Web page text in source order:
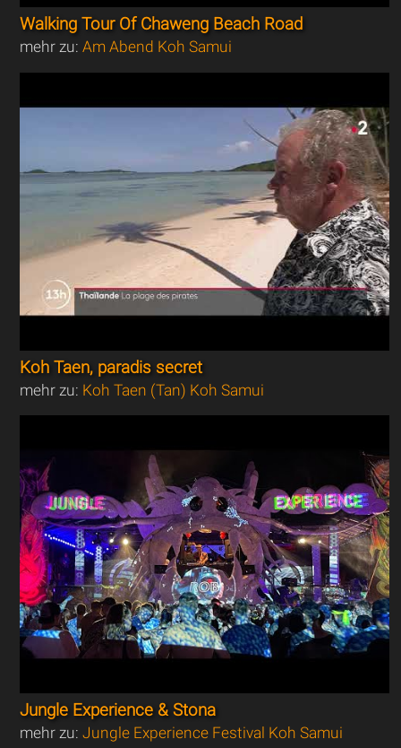
Walking Tour Of Chaweng Beach Road
mehr zu:Am Abend Koh Samui
Koh Taen, paradis secret
mehr zu: Koh Taen (Tan) Koh Samui
Jungle Experience & Stona
mehr zu:Jungle Experience Festival Koh Samui